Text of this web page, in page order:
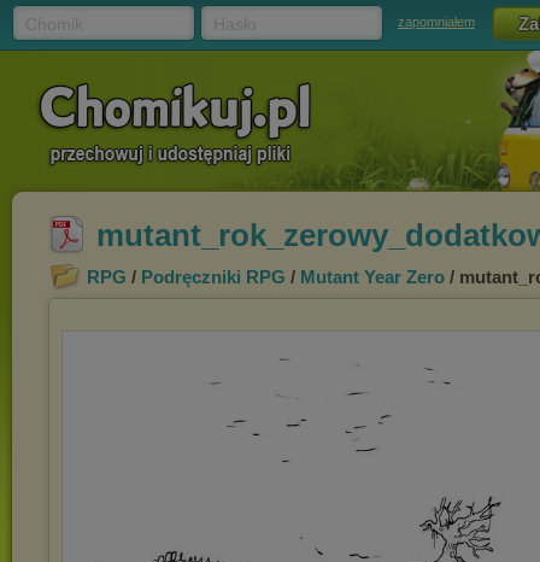
zapomniałem
RPG / Podręczniki RPG / Mutant Year Zero /